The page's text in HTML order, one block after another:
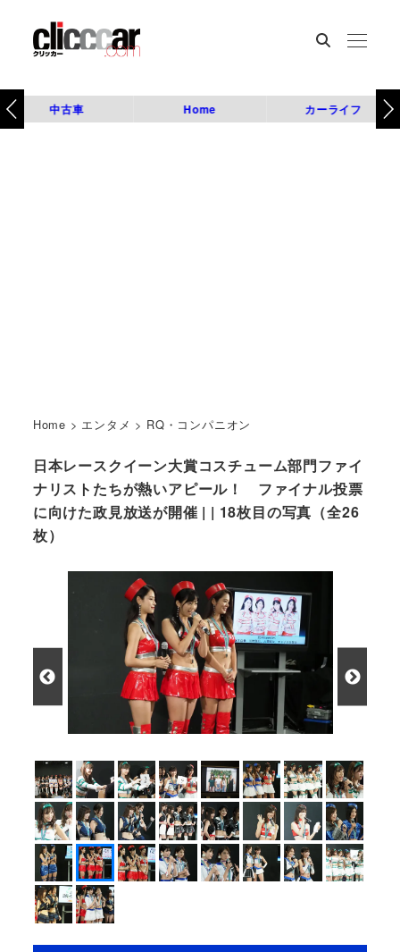
中古車 Home カーライフ
Home > エンタメ > RQ・コンパニオン
日本レースクイーン大賞コスチューム部門ファイ
ナリストたちが熱いアピール！ ファイナル投票
に向けた政見放送が開催 | | 18枚目の写真（全26
枚）